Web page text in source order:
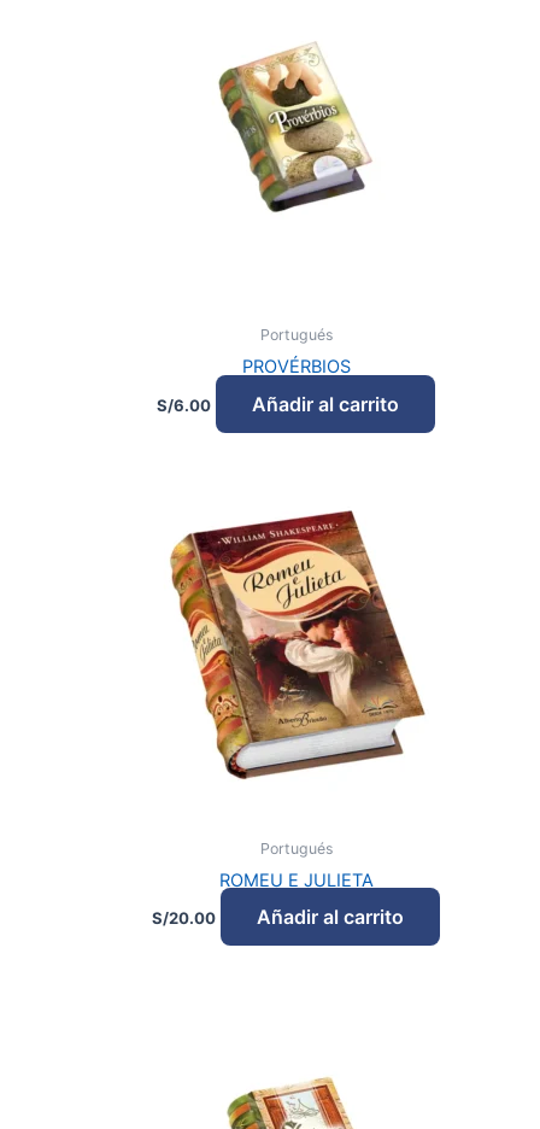
Portugués
PROVÉRBIOS
S/6.00 Añadir al carrito
Portugués
ROMEU E JULIETA
S/20.00 Añadir al carrito